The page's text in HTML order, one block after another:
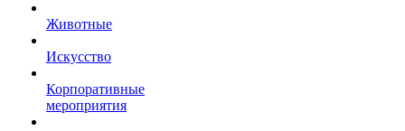
Животные
Искусство
Корпоративные
мероприятия